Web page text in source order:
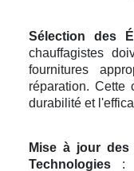
Sélection des
chauffagistes
fournitures
réparation. Cette
durabilité et
Mise à jour
Technologies :